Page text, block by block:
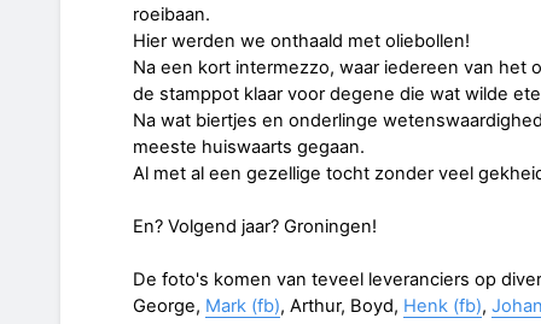
roeibaan.
Hier werden we onthaald met oliebollen!
Na een kort intermezzo, waar iedereen van het
de stamppot klaar voor degene die wat wilde
Na wat biertjes en onderlinge
meeste huiswaarts gegaan.
Al met al een gezellige tocht zonder veel
En? Volgend jaar? Groningen!
De foto's komen van teveel leveranciers op
George, Mark (fb), Arthur, Boyd, Henk (fb),